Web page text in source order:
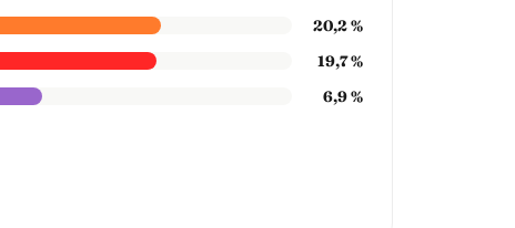
20,2 %
19,7 %
6,9 %